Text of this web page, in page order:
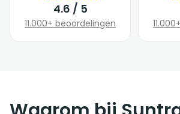
4.6 / 5
11.000+ beoordelingen